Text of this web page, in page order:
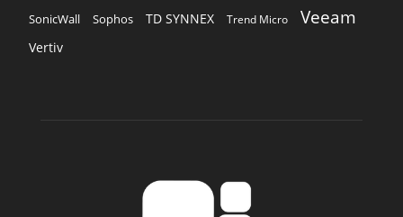
SonicWall Sophos TD SYNNEX Trend Micro Veeam
Vertiv